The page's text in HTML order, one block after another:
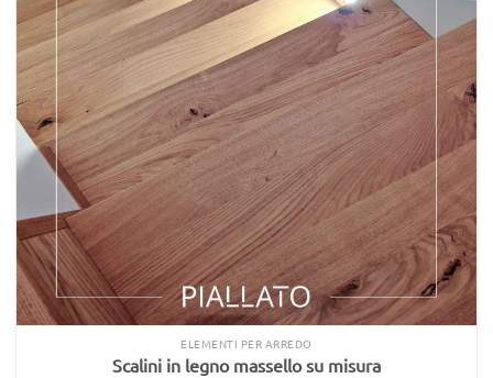
ELEMENTI PER ARREDO
Scalini in legno massello su misura